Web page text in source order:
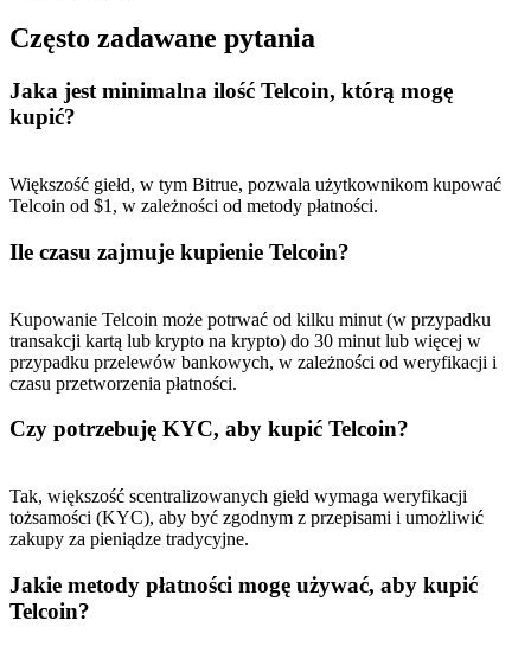
Często zadawane pytania
Jaka jest minimalna ilość Telcoin, którą mogę
kupić?
Większość giełd, w tym Bitrue, pozwala użytkownikom kupować
Telcoin od $1, w zależności od metody płatności.
Ile czasu zajmuje kupienie Telcoin?
Kupowanie Telcoin może potrwać od kilku minut (w przypadku
transakcji kartą lub krypto na krypto) do 30 minut lub więcej w
przypadku przelewów bankowych, w zależności od weryfikacji i
czasu przetworzenia płatności.
Czy potrzebuję KYC, aby kupić Telcoin?
Tak, większość scentralizowanych giełd wymaga weryfikacji
tożsamości (KYC), aby być zgodnym z przepisami i umożliwić
zakupy za pieniądze tradycyjne.
Jakie metody płatności mogę używać, aby kupić
Telcoin?